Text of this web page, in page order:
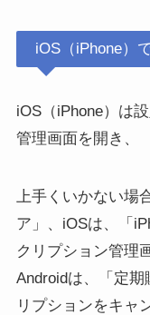
iOS（iPhone）
iOS（iPhone）は
管理画面を開き、
上手くいかない場
ア」、iOSは、「
クリプション管理
Androidは、「定
リプションをキャ